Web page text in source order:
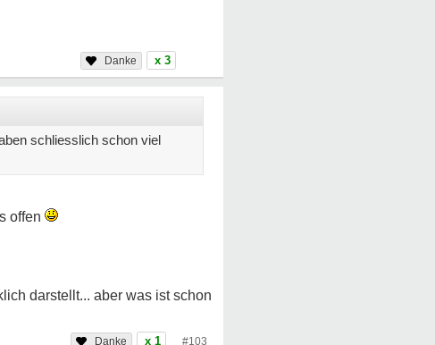
x 3
schliesslich schon viel
offen
darstellt... aber was ist schon
x 1 #103